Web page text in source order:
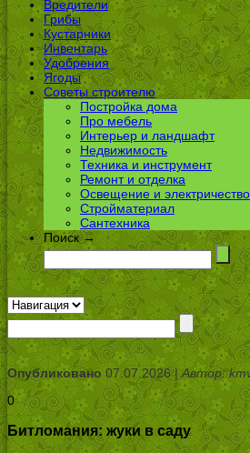
Вредители
Грибы
Кустарники
Инвентарь
Удобрения
Ягоды
Советы строителю
Постройка дома
Про мебель
Интерьер и ландшафт
Недвижимость
Техника и инструмент
Ремонт и отделка
Освещение и электричество
Стройматериал
Сантехника
Поиск →
Опубликовано07.07.2026 |Автор:
0
Битломания: жуки в саду